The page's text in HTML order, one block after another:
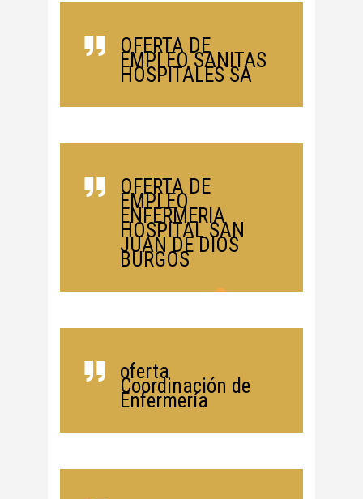
OFERTA DE
EMPLEO SANITAS
HOSPITALES SA
OFERTA DE
EMPLEO
ENFERMERIA
HOSPITAL SAN
JUAN DE DIOS
BURGOS
oferta
Coordinación de
Enfermería